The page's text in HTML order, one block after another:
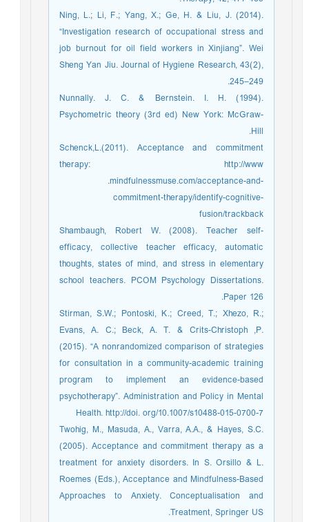
Ning, L.; Li, F.; Yang, X.; Ge, H. & Liu, J. (2014).
“Investigation research of occupational stress and
job burnout for oil field workers in Xinjiang”. Wei
Sheng Yan Jiu. Journal of Hygiene Research, 43(2),
245–249.
Nunnally. J. C. & Bernstein. I. H. (1994).
Psychometric theory (3rd ed) New York: McGraw-
Hill.
Schenck,L.(2011). Acceptance and commitment
therapy: http://www
.mindfulnessmuse.com/acceptance-and-
commitment-therapy/identify-cognitive-
fusion/trackback
Shambaugh, Robert W. (2008). Teacher self-
efficacy, collective teacher efficacy, automatic
thoughts, states of mind, and stress in elementary
school teachers. PCOM Psychology Dissertations.
Paper 126.
Stirman, S.W.; Pontoski, K.; Creed, T.; Xhezo, R.;
Evans, A. C.; Beck, A. T. & Crits-Christoph ,P.
(2015). “A nonrandomized comparison of strategies
for consultation in a community-academic training
program to implement an evidence-based
psychotherapy”. Administration and Policy in Mental
Health. http://doi. org/10.1007/s10488-015-0700-7
Twohig, M., Masuda, A., Varra, A.A., & Hayes, S.C.
(2005). Acceptance and commitment therapy as a
treatment for anxiety disorders. In S. Orsillo & L.
Roemes (Eds.), Acceptance and Mindfulness-Based
Approaches to Anxiety. Conceptualisation and
Treatment, Springer US.